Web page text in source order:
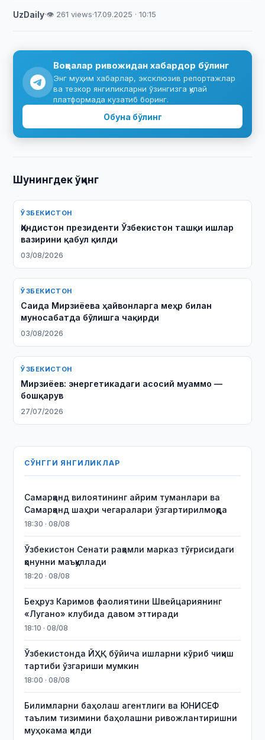
UzDaily·👁 261 views·17.09.2025 · 10:15
Воқеалар ривожидан хабардор бўлинг
Энг муҳим хабарлар, эксклюзив репортажлар
ва тезкор янгиликларни ўзингизга қулай
платформада кузатиб боринг.
Обуна бўлинг
Шунингдек ўқинг
ЎЗБЕКИСТОН
Ҳиндистон президенти Ўзбекистон ташқи ишлар
вазирини қабул қилди
03/08/2026
ЎЗБЕКИСТОН
Саида Мирзиёева ҳайвонларга меҳр билан
муносабатда бўлишга чақирди
03/08/2026
ЎЗБЕКИСТОН
Мирзиёев: энергетикадаги асосий муаммо —
бошқарув
27/07/2026
СЎНГГИ ЯНГИЛИКЛАР
Самарқанд вилоятининг айрим туманлари ва
Самарқанд шаҳри чегаралари ўзгартирилмоқда
18:30 · 08/08
Ўзбекистон Сенати рақамли марказ тўғрисидаги
қонунни маъқуллади
18:20 · 08/08
Беҳруз Каримов фаолиятини Швейцариянинг
«Лугано» клубида давом эттиради
18:10 · 08/08
Ўзбекистонда ЙҲҚ бўйича ишларни кўриб чиқиш
тартиби ўзгариши мумкин
18:00 · 08/08
Билимларни баҳолаш агентлиги ва ЮНИСЕФ
таълим тизимини баҳолашни ривожлантиришни
муҳокама қилди